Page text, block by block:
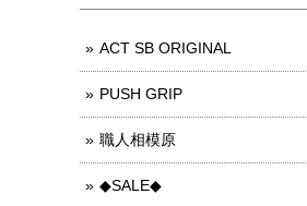
ACT SB ORIGINAL
PUSH GRIP
職人相模原
◆SALE◆